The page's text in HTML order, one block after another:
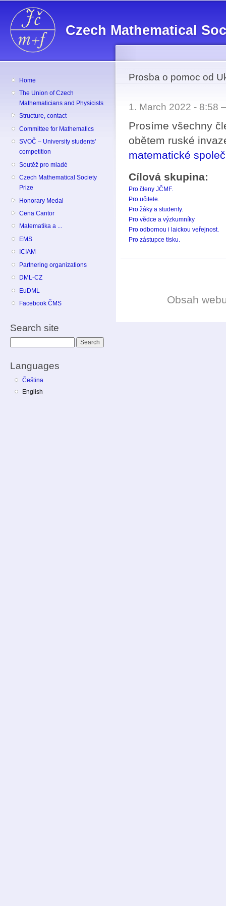
Czech Mathematical
Home
The Union of Czech
Mathematicians and Physicists
Structure, contact
Committee for Mathematics
SVOČ – University students'
competition
Soutěž pro mladé
Czech Mathematical Society
Prize
Honorary Medal
Cena Cantor
Matematika a ...
EMS
ICIAM
Partnering organizations
DML-CZ
EuDML
Facebook ČMS
Search site
Languages
Čeština
English
Prosba o pomoc od
1. March 2022 -
Prosíme všechny
obětem ruské
matematické
Cílová skupina:
Pro členy JČMF.
Pro učitele.
Pro žáky a studenty.
Pro vědce a výzkumníky
Pro odbornou i laickou veřejnost.
Pro zástupce tisku.
Obsah